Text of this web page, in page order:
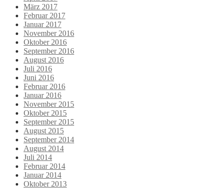
März 2017
Februar 2017
Januar 2017
November 2016
Oktober 2016
September 2016
August 2016
Juli 2016
Juni 2016
Februar 2016
Januar 2016
November 2015
Oktober 2015
September 2015
August 2015
September 2014
August 2014
Juli 2014
Februar 2014
Januar 2014
Oktober 2013